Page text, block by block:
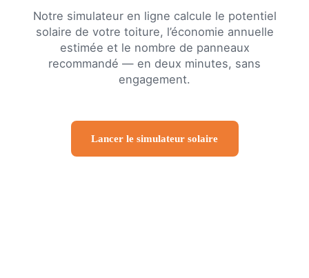
Notre simulateur en ligne calcule le potentiel
solaire de votre toiture, l’économie annuelle
estimée et le nombre de panneaux
recommandé — en deux minutes, sans
engagement.
Lancer le simulateur solaire